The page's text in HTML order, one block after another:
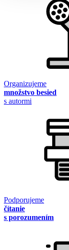
Organizujeme
množstvo besied
s autormi
Podporujeme
čítanie
s porozumením